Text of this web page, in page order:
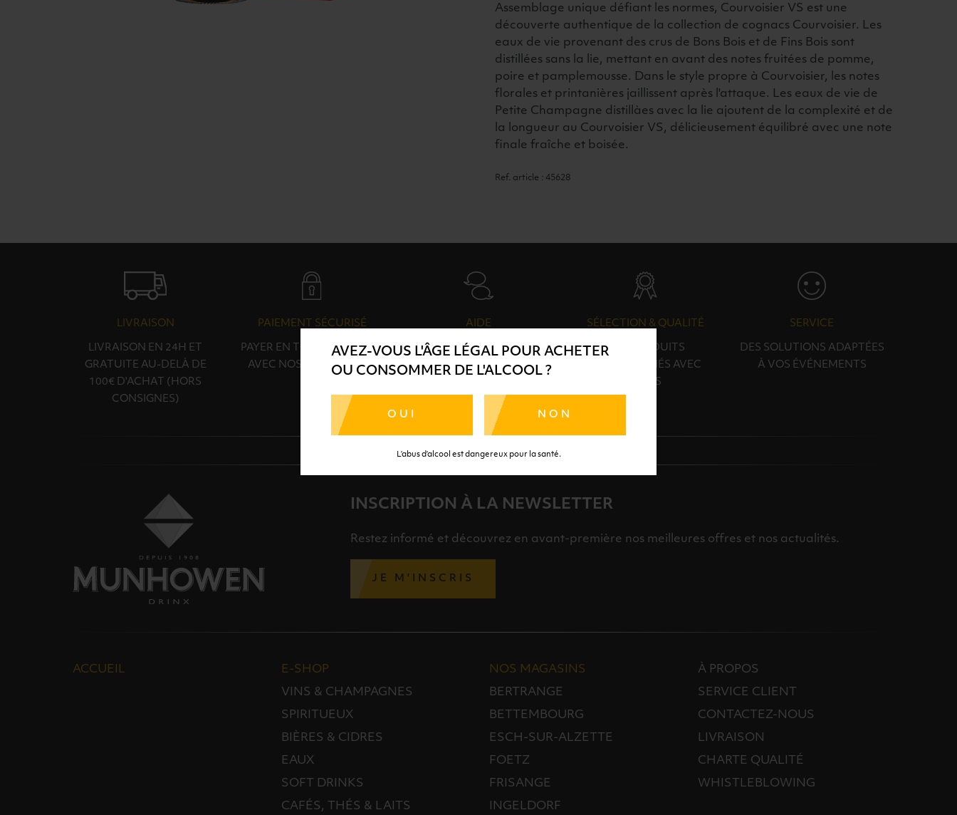
AVEZ-VOUS L'ÂGE LÉGAL POUR ACHETER
OU CONSOMMER DE L'ALCOOL ?
OUI NON
L’abus d’alcool est dangereux pour la santé.
Assemblage unique défiant les normes, Courvoisier VS est une
découverte authentique de la collection de cognacs Courvoisier. Les
eaux de vie provenant des crus de Bons Bois et de Fins Bois sont
distillées sans la lie, mettant en avant des notes fruitées de pomme,
poire et pamplemousse. Dans le style propre à Courvoisier, les notes
florales et printanières jaillissent après l'attaque. Les eaux de vie de
Petite Champagne distillàes avec la lie ajoutent de la complexité et de
la longueur au Courvoisier VS, délicieusement équilibré avec une note
finale fraîche et boisée.
Ref. article : 45628
LIVRAISON
LIVRAISON EN 24H ET
GRATUITE AU-DELÀ DE
100€ D'ACHAT (HORS
CONSIGNES)
PAIEMENT SÉCURISÉ
PAYER EN TOUTE SÉRÉNITÉ
AVEC NOS PARTENAIRES
AIDE
NOS CONSEILLERS SONT À
VOTRE DISPOSITION
SÉLECTION & QUALITÉ
DES PRODUITS
SÉLECTIONNÉS AVEC
SOINS
SERVICE
DES SOLUTIONS ADAPTÉES
À VOS ÉVÉNEMENTS
INSCRIPTION À LA NEWSLETTER
Restez informé et découvrez en avant-première nos meilleures offres et nos actualités.
JE M'INSCRIS
ACCUEIL
E-SHOP
VINS & CHAMPAGNES
SPIRITUEUX
BIÈRES & CIDRES
EAUX
SOFT DRINKS
CAFÉS, THÉS & LAITS
NOS MAGASINS
BERTRANGE
BETTEMBOURG
ESCH-SUR-ALZETTE
FOETZ
FRISANGE
INGELDORF
À PROPOS
SERVICE CLIENT
CONTACTEZ-NOUS
LIVRAISON
CHARTE QUALITÉ
WHISTLEBLOWING